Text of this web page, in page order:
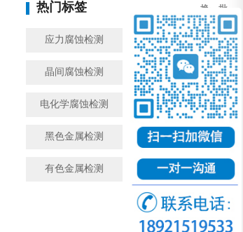
热门标签 换一批
应力腐蚀检测 金属腐蚀检测
晶间腐蚀检测 模拟工况腐蚀检测
电化学腐蚀检测 盐雾检测
黑色金属检测 金属成分检测
有色金属检测 微观金相检测